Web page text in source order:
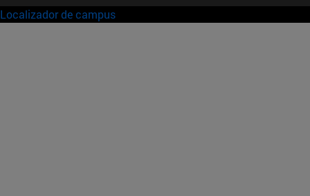
Localizador de campus